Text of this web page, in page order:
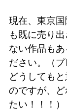
現在、東京国
も既に売り
ない作品も
ださい。（
どうしても
のですが、
たい！！！）